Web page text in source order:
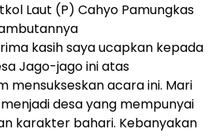
Laut (P) Cahyo Pamungkas
kasih saya ucapkan kepada
Jago-jago ini atas
mensukseskan acara ini. Mari
desa yang mempunyai
karakter bahari. Kebanyakan